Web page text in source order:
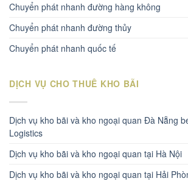
Chuyển phát nhanh đường hàng không
Chuyển phát nhanh đường thủy
Chuyển phát nhanh quốc tế
DỊCH VỤ CHO THUÊ KHO BÃI
Dịch vụ kho bãi và kho ngoại quan Đà Nẵng
Logistics
Dịch vụ kho bãi và kho ngoại quan tại Hà Nội
Dịch vụ kho bãi và kho ngoại quan tại Hải